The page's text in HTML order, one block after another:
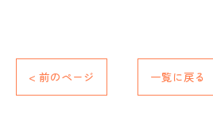
< 前のページ 一覧に戻る